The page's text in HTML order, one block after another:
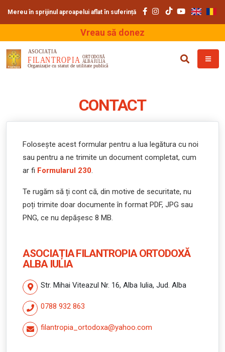
Mereu în sprijinul aproapelui aflat în suferință
Vreau să donez
CONTACT
Folosește acest formular pentru a lua legătura cu noi
sau pentru a ne trimite un document completat, cum
ar fi Formularul 230.
Te rugăm să ți cont că, din motive de securitate, nu
poți trimite doar documente în format PDF, JPG sau
PNG, ce nu depășesc 8 MB.
ASOCIAȚIA FILANTROPIA ORTODOXĂ
ALBA IULIA
Str. Mihai Viteazul Nr. 16, Alba Iulia, Jud. Alba
0788 932 863
filantropia_ortodoxa@yahoo.com